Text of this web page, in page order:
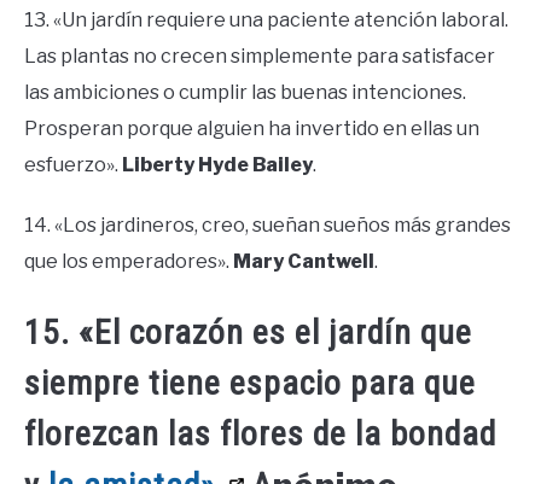
13. «Un jardín requiere una paciente atención laboral.
Las plantas no crecen simplemente para satisfacer
las ambiciones o cumplir las buenas intenciones.
Prosperan porque alguien ha invertido en ellas un
esfuerzo». Liberty Hyde Bailey.
14. «Los jardineros, creo, sueñan sueños más grandes
que los emperadores». Mary Cantwell.
15. «El corazón es el jardín que
siempre tiene espacio para que
florezcan las flores de la bondad